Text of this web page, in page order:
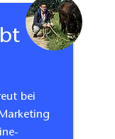
bei